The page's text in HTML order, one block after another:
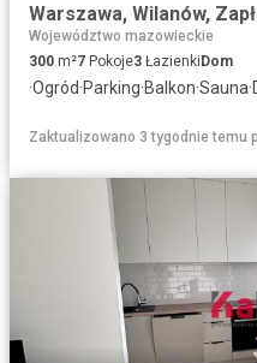
Warszawa, Wilanów,
Województwo mazowieckie
300 m²7 Pokoje3 Łazienki Dom
·Ogród·Parking·Balkon·Sauna·
Zaktualizowano 3 tygodnie temu